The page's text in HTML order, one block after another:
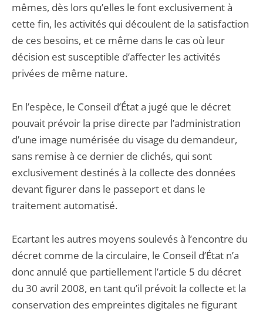
mêmes, dès lors qu’elles le font exclusivement à
cette fin, les activités qui découlent de la satisfaction
de ces besoins, et ce même dans le cas où leur
décision est susceptible d’affecter les activités
privées de même nature.
En l’espèce, le Conseil d’État a jugé que le décret
pouvait prévoir la prise directe par l’administration
d’une image numérisée du visage du demandeur,
sans remise à ce dernier de clichés, qui sont
exclusivement destinés à la collecte des données
devant figurer dans le passeport et dans le
traitement automatisé.
Ecartant les autres moyens soulevés à l’encontre du
décret comme de la circulaire, le Conseil d’État n’a
donc annulé que partiellement l’article 5 du décret
du 30 avril 2008, en tant qu’il prévoit la collecte et la
conservation des empreintes digitales ne figurant